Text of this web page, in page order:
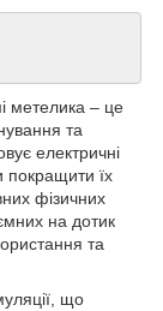
метелика – це
та
електричні
покращити їх
фізичних
на дотик
та
що